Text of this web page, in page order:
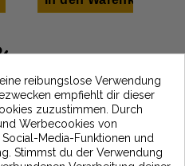
auf Ihre erste
anmelden und
Motors-
bleiben
reibungslose Verwendung
empfiehlt dir dieser
zuzustimmen. Durch
Werbecookies von
Media-Funktionen und
Stimmst du der Verwendung